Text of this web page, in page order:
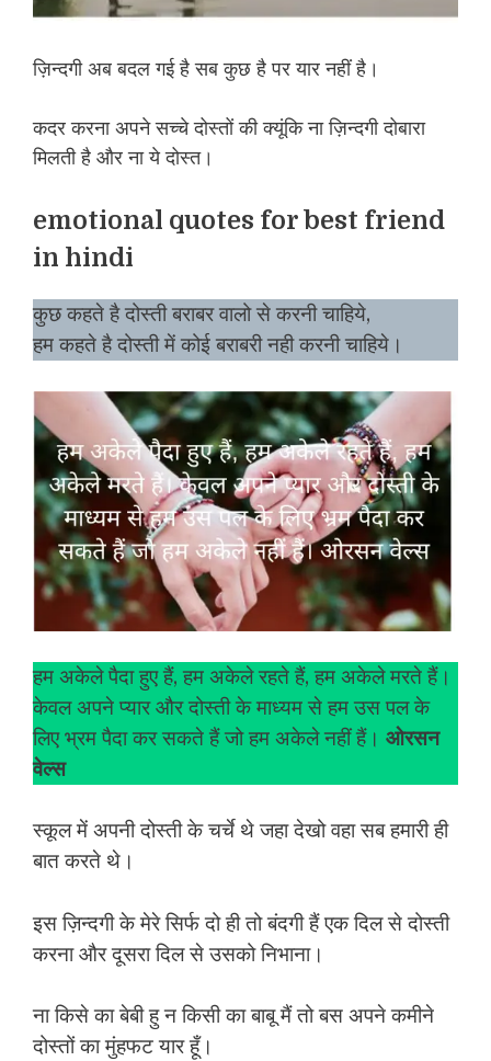
ज़िन्दगी अब बदल गई है सब कुछ है पर यार नहीं है।
कदर करना अपने सच्चे दोस्तों की क्यूंकि ना ज़िन्दगी दोबारा
मिलती है और ना ये दोस्त।
emotional quotes for best friend
in hindi
कुछ कहते है दोस्ती बराबर वालो से करनी चाहिये,
हम कहते है दोस्ती में कोई बराबरी नही करनी चाहिये।
हम अकेले पैदा हुए हैं, हम अकेले रहते हैं, हम अकेले मरते हैं।
केवल अपने प्यार और दोस्ती के माध्यम से हम उस पल के
लिए भ्रम पैदा कर सकते हैं जो हम अकेले नहीं हैं। ओरसन
वेल्स
स्कूल में अपनी दोस्ती के चर्चे थे जहा देखो वहा सब हमारी ही
बात करते थे।
इस ज़िन्दगी के मेरे सिर्फ दो ही तो बंदगी हैं एक दिल से दोस्ती
करना और दूसरा दिल से उसको निभाना।
ना किसे का बेबी हु न किसी का बाबू मैं तो बस अपने कमीने
दोस्तों का मुंहफट यार हूँ।